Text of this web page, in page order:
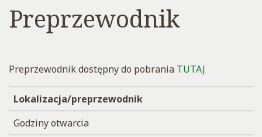
Preprzewodnik
Preprzewodnik dostępny do pobrania TUTAJ
Lokalizacja/preprzewodnik
Godziny otwarcia